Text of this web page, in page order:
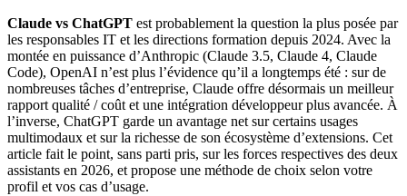
Claude vs ChatGPT est probablement la question la plus posée par
les responsables IT et les directions formation depuis 2024. Avec la
montée en puissance d’Anthropic (Claude 3.5, Claude 4, Claude
Code), OpenAI n’est plus l’évidence qu’il a longtemps été : sur de
nombreuses tâches d’entreprise, Claude offre désormais un meilleur
rapport qualité / coût et une intégration développeur plus avancée. À
l’inverse, ChatGPT garde un avantage net sur certains usages
multimodaux et sur la richesse de son écosystème d’extensions. Cet
article fait le point, sans parti pris, sur les forces respectives des deux
assistants en 2026, et propose une méthode de choix selon votre
profil et vos cas d’usage.